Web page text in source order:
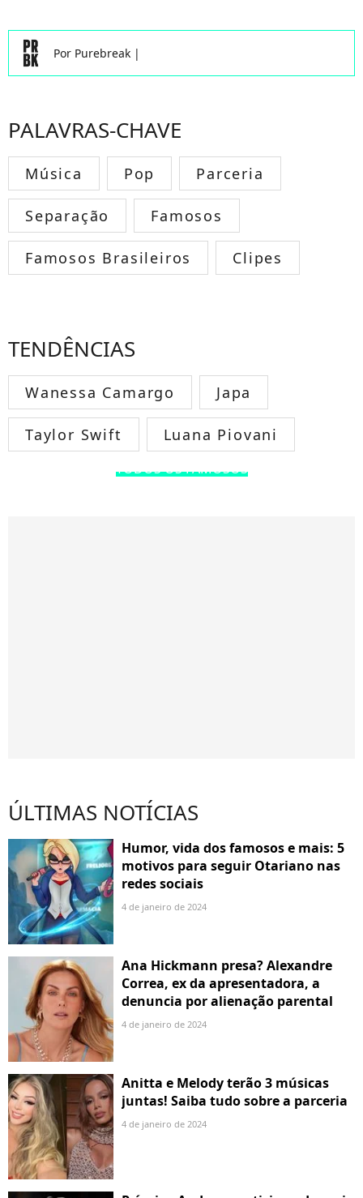
Por Purebreak |
PALAVRAS-CHAVE
Música Pop Parceria
Separação Famosos
Famosos Brasileiros Clipes
TENDÊNCIAS
Wanessa Camargo Japa
Taylor Swift Luana Piovani
TODOS OS FAMOSOS
ÚLTIMAS NOTÍCIAS
Humor, vida dos famosos e mais: 5
motivos para seguir Otariano nas
redes sociais
4 de janeiro de 2024
Ana Hickmann presa? Alexandre
Correa, ex da apresentadora, a
denuncia por alienação parental
4 de janeiro de 2024
Anitta e Melody terão 3 músicas
juntas! Saiba tudo sobre a parceria
4 de janeiro de 2024